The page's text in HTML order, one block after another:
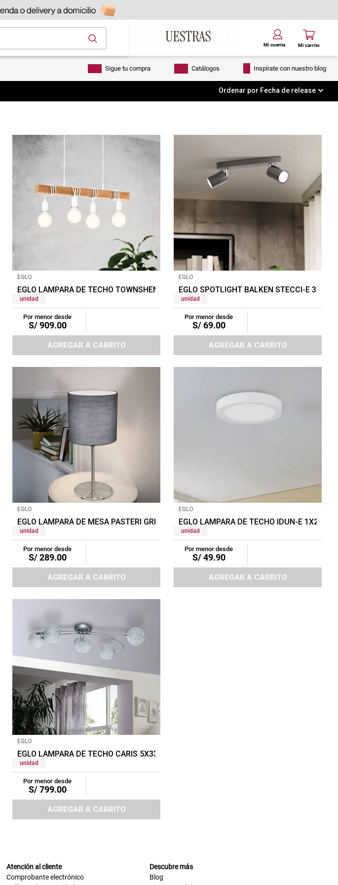
Sigue tu compra Catálogos Inspírate con nuestro blog
Ordenar por Fecha de release
NEGRO/BLANCO
EGLO
EGLO LAMPARA DE TECHO TOWNSHEND 4X60W MARRON/BLANCO
unidad
Por menor desde
S/ 909.00
AGREGAR A CARRITO
EGLO
EGLO SPOTLIGHT BALKEN STECCI-E 3X5W
unidad
Por menor desde
S/ 69.00
AGREGAR A CARRITO
DORADO
EGLO
EGLO LAMPARA DE MESA PASTERI GRIS
unidad
Por menor desde
S/ 289.00
AGREGAR A CARRITO
EGLO
EGLO LAMPARA DE TECHO IDUN-E 1X24W
unidad
Por menor desde
S/ 49.90
AGREGAR A CARRITO
BLANCO
EGLO
EGLO LAMPARA DE TECHO CARIS 5X33W PLATEADO
unidad
Por menor desde
S/ 799.00
AGREGAR A CARRITO
Atención al cliente
Comprobante electrónico
Descubre más
Blog